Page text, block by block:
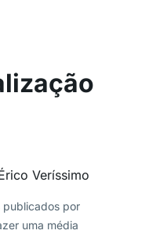
Veríssimo
publicados por
uma média